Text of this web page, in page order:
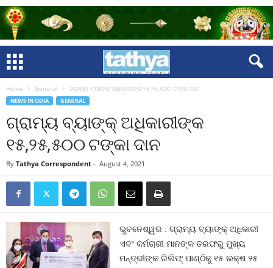
Home General ଗ୍ରାମ୍ୟ ବ୍ୟାଙ୍କ୍ ଅଧିକାରୀଙ୍କ ୧୫,୨୫,୫୦୦ ଟଙ୍କା ଦାନ
NEWS IN ODIA GENERAL
ଗ୍ରାମ୍ୟ ବ୍ୟାଙ୍କ୍ ଅଧିକାରୀଙ୍କ
୧୫,୨୫,୫୦୦ ଟଙ୍କା ଦାନ
By Tathya Correspondent - August 4, 2021
ଭୁବନେଶ୍ୱର : ଗ୍ରାମ୍ୟ ବ୍ୟାଙ୍କ୍ ଅଧିକାରୀ
ଏବଂ କର୍ମଚାରୀ ମାନଙ୍କ ତରଫରୁ ମୁଖ୍ୟ
ମନ୍ତ୍ରୀଙ୍କ ରିଲିଫ୍ ପାଣ୍ଠିକୁ ୧୫ ଲକ୍ଷ ୨୫